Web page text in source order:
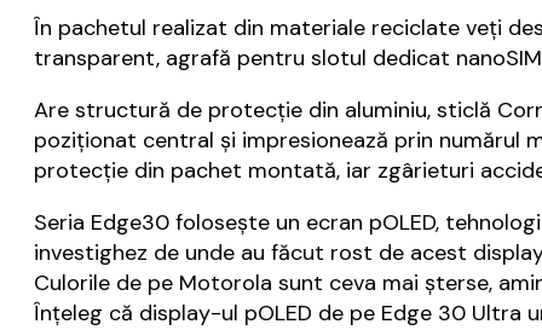
În pachetul realizat din materiale reciclate veți
transparent, agrafă pentru slotul dedicat
Are structură de protecție din aluminiu, sticlă
poziționat central și impresionează prin numărul
protecție din pachet montată, iar zgârieturi
Seria Edge30 folosește un ecran pOLED,
investighez de unde au făcut rost de acest
Culorile de pe Motorola sunt ceva mai șterse,
Înțeleg că display-ul pOLED de pe Edge 30 Ultra